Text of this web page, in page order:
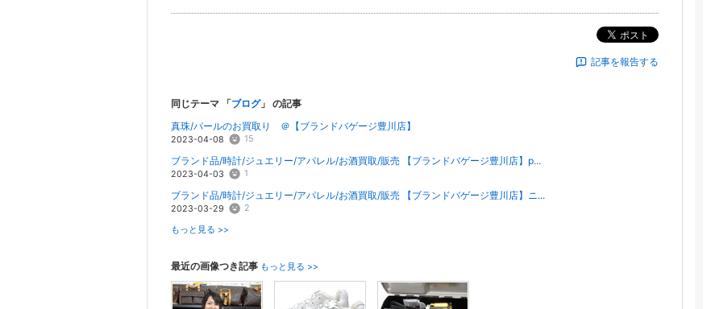
ポスト
記事を報告する
同じテーマ 「ブログ」 の記事
真珠/パールのお買取り ＠【ブランドバゲージ豊川店】
2023-04-08 15
ブランド品/時計/ジュエリー/アパレル/お酒買取/販売 【ブランドバゲージ豊川店】p...
2023-04-03 1
ブランド品/時計/ジュエリー/アパレル/お酒買取/販売 【ブランドバゲージ豊川店】ニ...
2023-03-29 2
もっと見る >>
最近の画像つき記事 もっと見る >>